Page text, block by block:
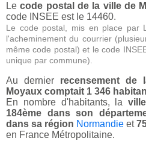
Lecode postal de la ville de
code INSEE est le 14460.
Le code postal, mis en place par
l'acheminement du courrier
même code postal) et le code
unique par commune).
Au dernier recensement de
Moyaux comptait 1 346
En nombre d'habitants, la
184ème dans son
dans sa région Normandie et
en France Métropolitaine.